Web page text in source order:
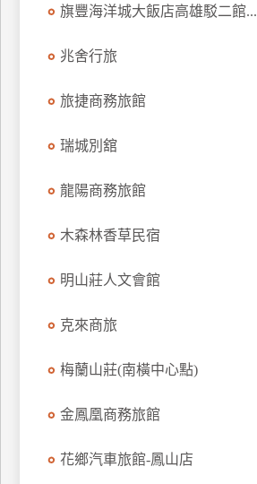
旗豐海洋城大飯店高雄駁二館...
兆舍行旅
旅捷商務旅館
瑞城別舘
龍陽商務旅館
木森林香草民宿
明山莊人文會館
克來商旅
梅蘭山莊(南橫中心點)
金鳳凰商務旅館
花鄉汽車旅館-鳳山店